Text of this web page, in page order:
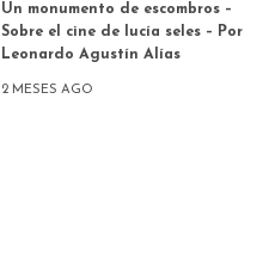
Un monumento de escombros –
Sobre el cine de lucía seles – Por
Leonardo Agustín Alías
2 MESES AGO